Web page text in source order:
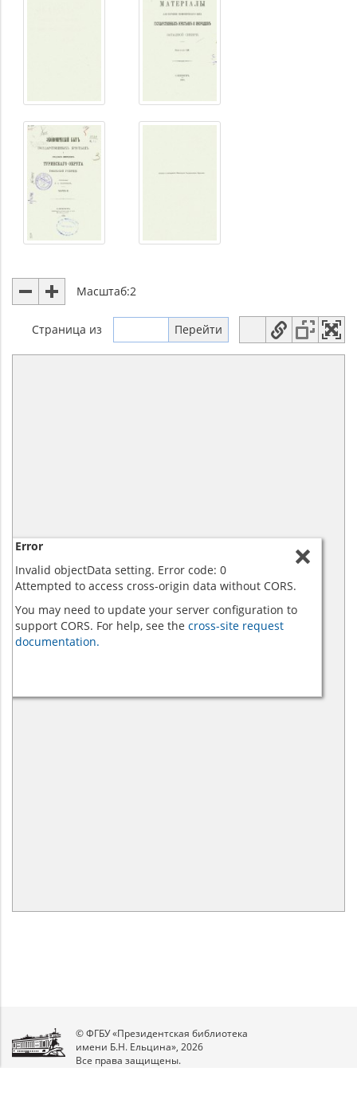
Масштаб:2
Страница из
Error
Invalid objectData setting. Error code: 0
Attempted to access cross-origin data without CORS.
You may need to update your server configuration to
support CORS. For help, see the cross-site request
documentation.
© ФГБУ «Президентская библиотека
имени Б.Н. Ельцина», 2026
Все права защищены.